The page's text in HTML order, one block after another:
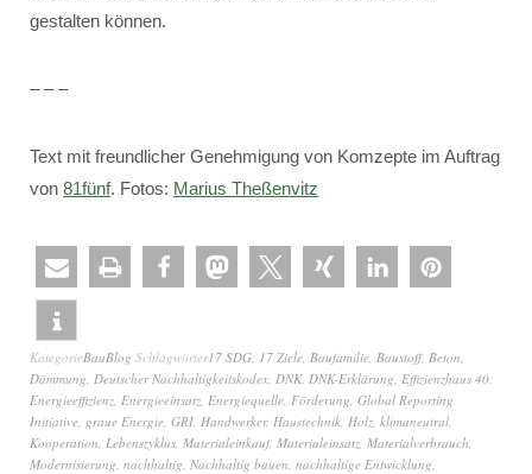
gestalten können.
– – –
Text mit freundlicher Genehmigung von Komzepte im Auftrag
von 81fünf. Fotos: Marius Theßenvitz
KategorieBauBlog Schlagwörter17 SDG, 17 Ziele, Baufamilie, Baustoff, Beton,
Dämmung, Deutscher Nachhaltigkeitskodex, DNK, DNK-Erklärung, Effizienzhaus 40,
Energieeffizienz, Energieeinsatz, Energiequelle, Förderung, Global Reporting
Initiative, graue Energie, GRI, Handwerker, Haustechnik, Holz, klimaneutral,
Kooperation, Lebenszyklus, Materialeinkauf, Materialeinsatz, Materialverbrauch,
Modernisierung, nachhaltig, Nachhaltig bauen, nachhaltige Entwicklung,